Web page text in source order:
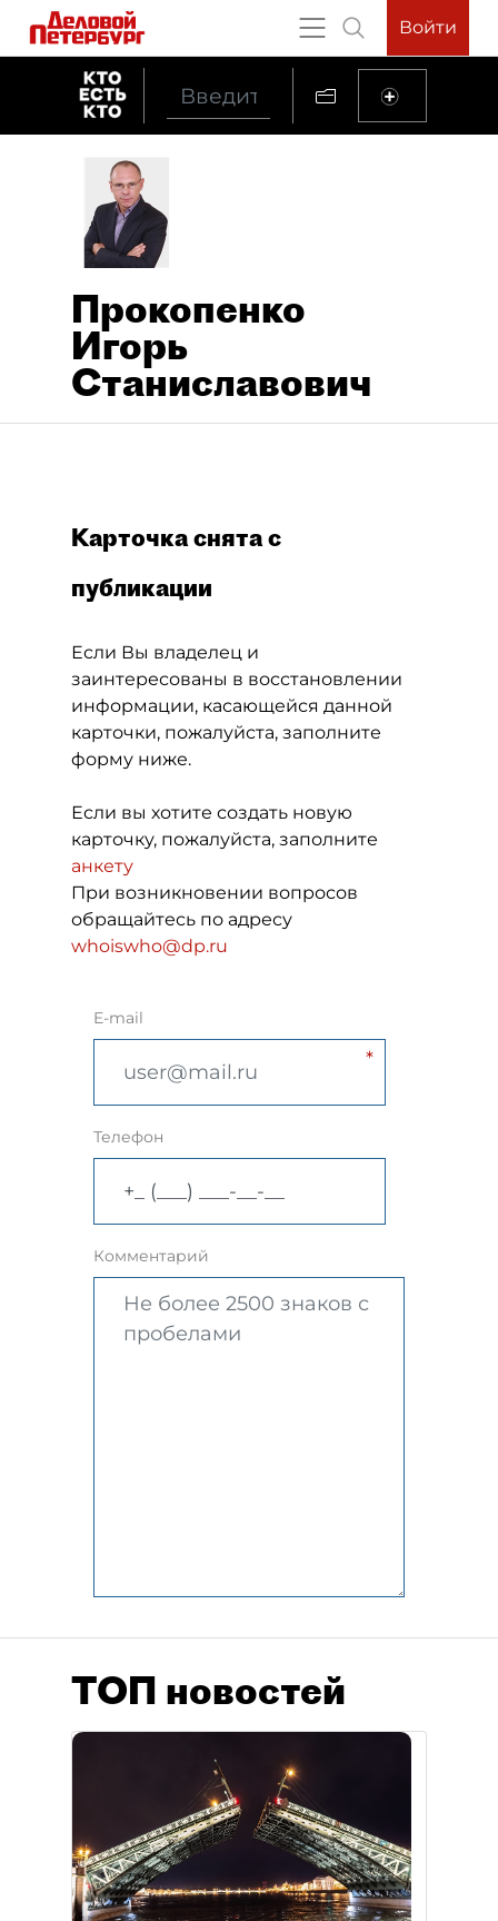
Войти
Прокопенко
Игорь
Станиславович
Карточка снята с
публикации
Если Вы владелец и
заинтересованы в восстановлении
информации, касающейся данной
карточки, пожалуйста, заполните
форму ниже.
Если вы хотите создать новую
карточку, пожалуйста, заполните
анкету
При возникновении вопросов
обращайтесь по адресу
whoiswho@dp.ru
E-mail
Телефон
Комментарий
ТОП новостей